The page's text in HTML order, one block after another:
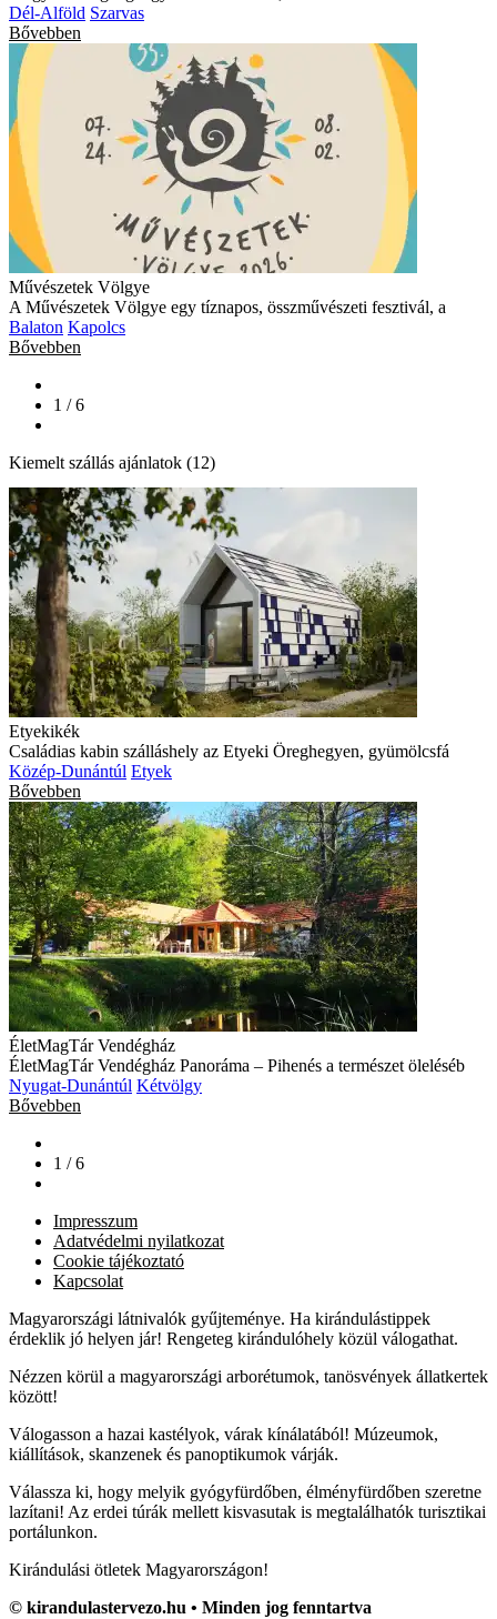
Dél-Alföld Szarvas
Bővebben
Művészetek Völgye
A Művészetek Völgye egy tíznapos, összművészeti fesztivál, a
Balaton Kapolcs
Bővebben
1 / 6
Kiemelt szállás ajánlatok (12)
Etyekikék
Családias kabin szálláshely az Etyeki Öreghegyen, gyümölcsfá
Közép-Dunántúl Etyek
Bővebben
ÉletMagTár Vendégház
ÉletMagTár Vendégház Panoráma – Pihenés a természet öleléséb
Nyugat-Dunántúl Kétvölgy
Bővebben
1 / 6
Impresszum
Adatvédelmi nyilatkozat
Cookie tájékoztató
Kapcsolat
Magyarországi látnivalók gyűjteménye. Ha kirándulástippek
érdeklik jó helyen jár! Rengeteg kirándulóhely közül válogathat.
Nézzen körül a magyarországi arborétumok, tanösvények állatkertek
között!
Válogasson a hazai kastélyok, várak kínálatából! Múzeumok,
kiállítások, skanzenek és panoptikumok várják.
Válassza ki, hogy melyik gyógyfürdőben, élményfürdőben szeretne
lazítani! Az erdei túrák mellett kisvasutak is megtalálhatók turisztikai
portálunkon.
Kirándulási ötletek Magyarországon!
© kirandulastervezo.hu • Minden jog fenntartva